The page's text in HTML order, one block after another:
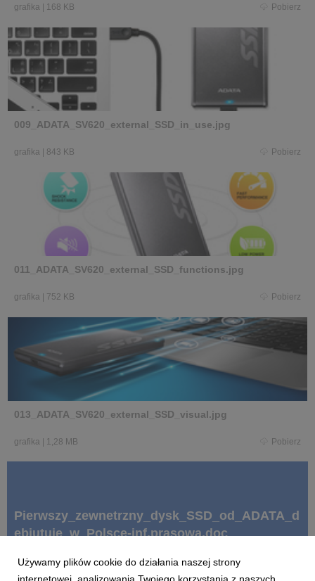
grafika 168 KB Pobierz
009_ADATA_SV620_external_SSD_in_use.jpg
grafika 843 KB Pobierz
011_ADATA_SV620_external_SSD_functions.jpg
grafika 752 KB Pobierz
013_ADATA_SV620_external_SSD_visual.jpg
grafika 1,28 MB Pobierz
Pierwszy_zewnetrzny_dysk_SSD_od_ADATA_d
ebiutuje_w_Polsce-inf.prasowa.doc
Używamy plików cookie do działania naszej strony